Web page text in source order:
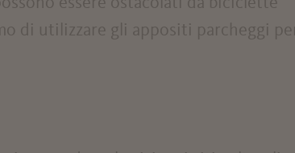
di utilizzare gli appositi parcheggi